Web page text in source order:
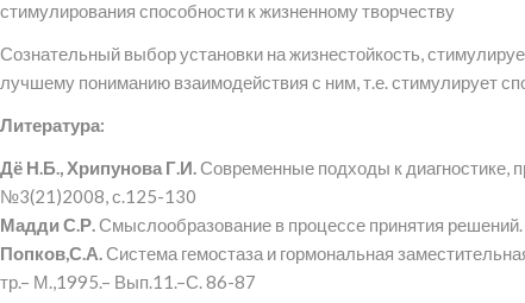
стимулирования способности к жизненному творчеству
Сознательный выбор установки на жизнестойкость,
лучшему пониманию взаимодействия с ним, т.е. стимулирует
Литература:
Дё Н.Б., Хрипунова Г.И.Современные подходы к диагностике,
№3(21)2008, с.125-130
Мадди С.Р.Смыслообразование в процессе принятия
Попков,С.А.Система гемостаза и гормональная
тр.– М.,1995.– Вып.11.–С. 86-87